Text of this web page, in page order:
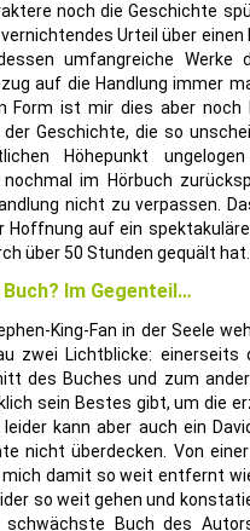
noch die Geschichte
Urteil über einen
umfangreiche Werke
auf die Handlung immer
Form ist mir dies aber noch
Geschichte, die so
Höhepunkt
im Hörbuch
nicht zu verpassen.
Hoffnung auf ein
über 50 Stunden gequält hat.
Im Gegenteil…
King-Fan in der Seele
zwei Lichtblicke: einerseits
des Buches und zum
sein Bestes gibt, um die
kann aber auch ein
nicht überdecken. Von
mich damit so weit entfernt
so weit gehen und
Buch des